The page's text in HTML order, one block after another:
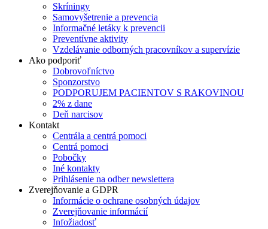
Skríningy
Samovyšetrenie a prevencia
Informačné letáky k prevencii
Preventívne aktivity
Vzdelávanie odborných pracovníkov a supervízie
Ako podporiť
Dobrovoľníctvo
Sponzorstvo
PODPORUJEM PACIENTOV S RAKOVINOU
2% z dane
Deň narcisov
Kontakt
Centrála a centrá pomoci
Centrá pomoci
Pobočky
Iné kontakty
Prihlásenie na odber newslettera
Zverejňovanie a GDPR
Informácie o ochrane osobných údajov
Zverejňovanie informácií
Infožiadosť